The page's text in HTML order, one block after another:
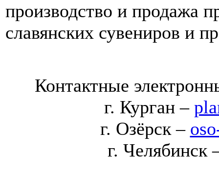
производство и продажа
славянских сувениров и
Контактные
г. Курган –
г. Озёрск –
г. Челябинск